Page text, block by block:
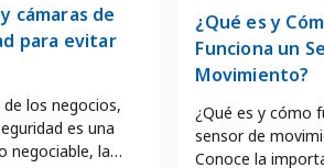
cámaras de
para evitar
de los negocios,
es una
negociable, la
¿Qué es y
Funciona un
Movimiento?
¿Qué es y cómo
sensor de
Conoce la